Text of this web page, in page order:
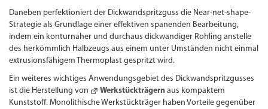
Daneben perfektioniert der Dickwandspritzguss die Near-net-shape-
Strategie als Grundlage einer effektiven spanenden Bearbeitung,
indem ein konturnaher und durchaus dickwandiger Rohling anstelle
des herkömmlich Halbzeugs aus einem unter Umständen nicht einmal
extrusionsfähigem Thermoplast gespritzt wird.
Ein weiteres wichtiges Anwendungsgebiet des Dickwandspritzgusses
ist die Herstellung von
Werkstück­trägernaus kompaktem
Kunststoff. Monolithische Werkstück­träger haben Vorteile gegenüber